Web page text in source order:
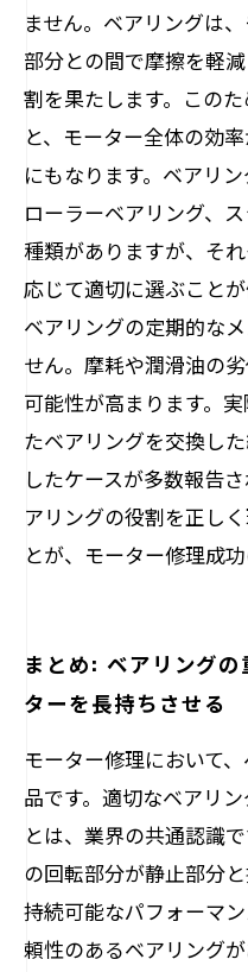
ません。ベアリングは
部分との間で摩擦を軽
割を果たします。この
と、モーター全体の効
にもなります。ベアリ
ローラーベアリング、
種類がありますが、そ
応じて適切に選ぶこと
ベアリングの定期的な
せん。摩耗や潤滑油の
可能性が高まります。
たベアリングを交換し
したケースが多数報告
アリングの役割を正し
とが、モーター修理成功
まとめ: ベアリング
ターを長持ちさせる
モーター修理において
品です。適切なベアリ
とは、業界の共通認識
の回転部分が静止部分
持続可能なパフォーマ
頼性のあるベアリング